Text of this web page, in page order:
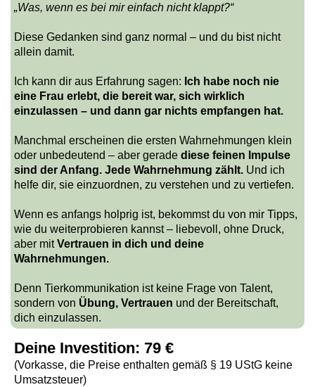
„Was, wenn es bei mir einfach nicht klappt?“
Diese Gedanken sind ganz normal – und du bist nicht
allein damit.
Ich kann dir aus Erfahrung sagen: Ich habe noch nie
eine Frau erlebt, die bereit war, sich wirklich
einzulassen – und dann gar nichts empfangen hat.
Manchmal erscheinen die ersten Wahrnehmungen klein
oder unbedeutend – aber gerade diese feinen Impulse
sind der Anfang. Jede Wahrnehmung zählt. Und ich
helfe dir, sie einzuordnen, zu verstehen und zu vertiefen.
Wenn es anfangs holprig ist, bekommst du von mir Tipps,
wie du weiterprobieren kannst – liebevoll, ohne Druck,
aber mitVertrauen in dich und deine
Wahrnehmungen.
Denn Tierkommunikation ist keine Frage von Talent,
sondern von Übung, Vertrauen und der Bereitschaft,
dich einzulassen.
Deine Investition: 79 €
(Vorkasse, die Preise enthalten gemäß § 19 UStG keine
Umsatzsteuer)